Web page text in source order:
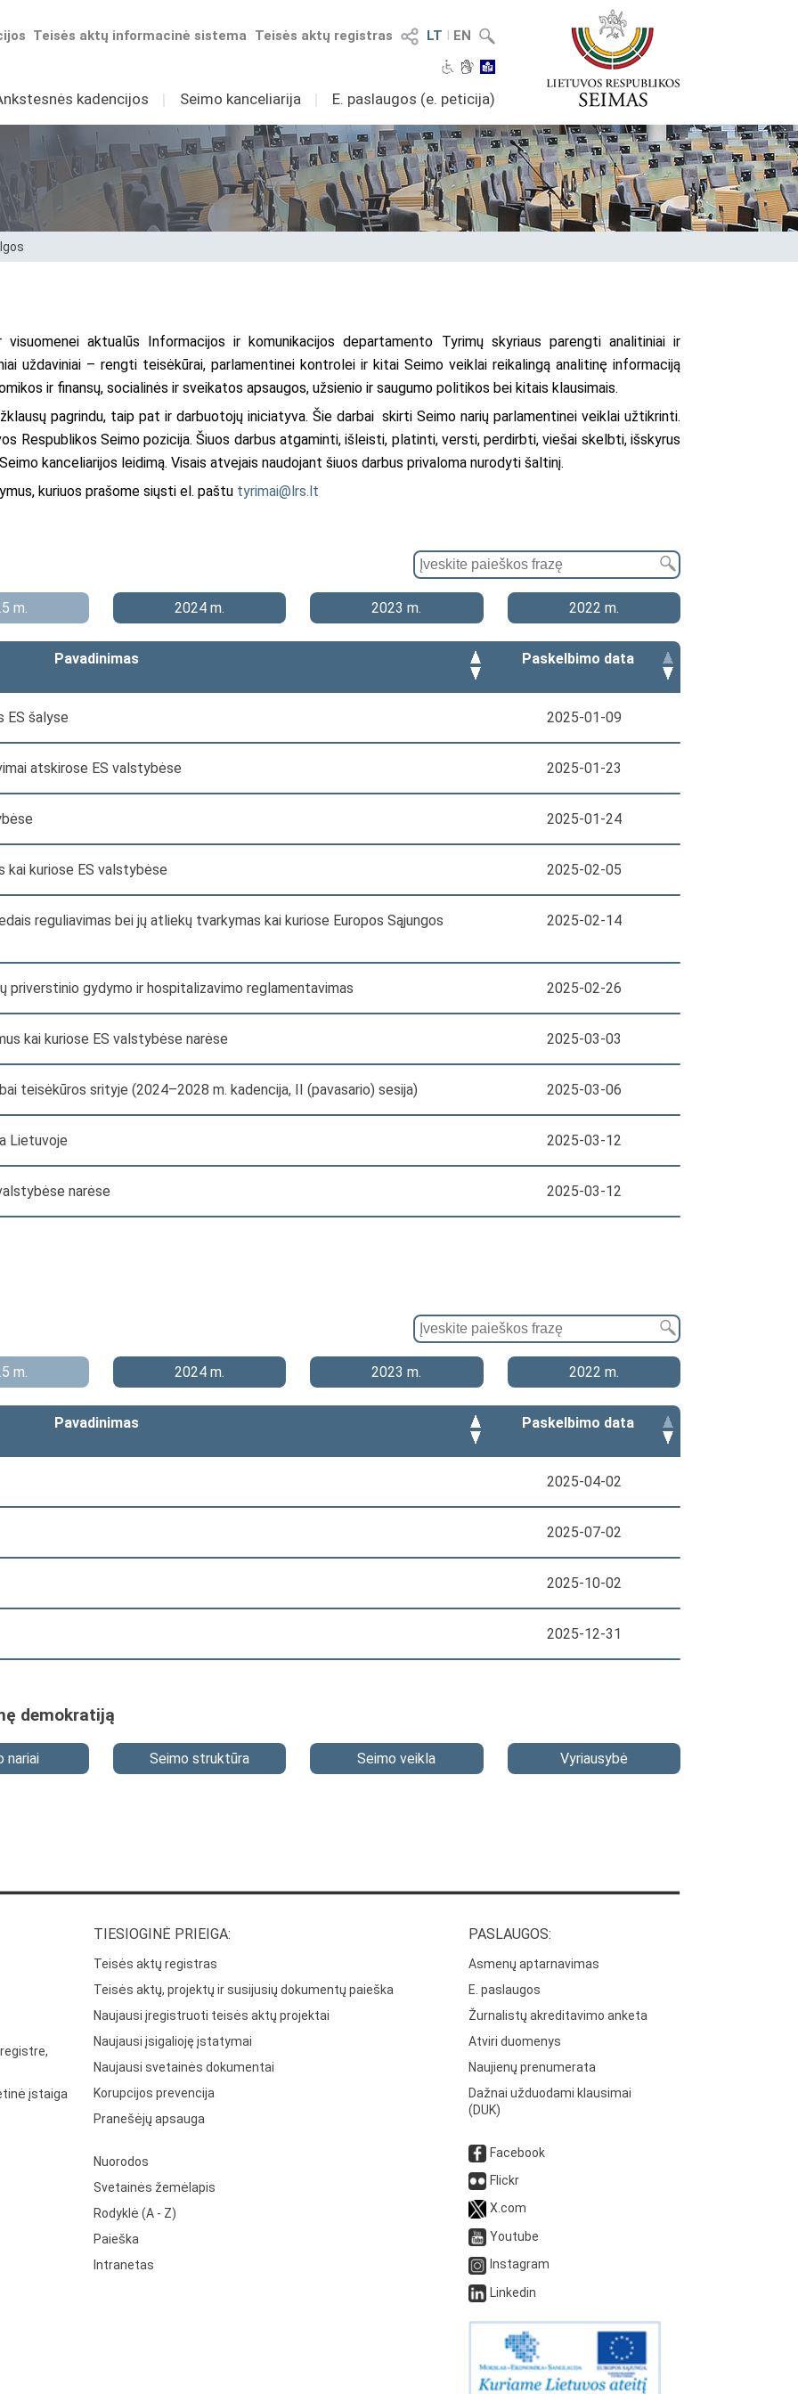
LT I EN
Teisės aktų registras
Teisės aktų informacinė sistema
kadencijos I Seimo kanceliarija I E. paslaugos (e. peticija)
aktualūs Informacijos ir komunikacijos departamento Tyrimų skyriaus parengti analitiniai ir
uždaviniai – rengti teisėkūrai, parlamentinei kontrolei ir kitai Seimo veiklai reikalingą analitinę informaciją
ir finansų, socialinės ir sveikatos apsaugos, užsienio ir saugumo politikos bei kitais klausimais.
pagrindu, taip pat ir darbuotojų iniciatyva. Šie darbai skirti Seimo narių parlamentinei veiklai užtikrinti.
Respublikos Seimo pozicija. Šiuos darbus atgaminti, išleisti, platinti, versti, perdirbti, viešai skelbti, išskyrus
kanceliarijos leidimą. Visais atvejais naudojant šiuos darbus privaloma nurodyti šaltinį.
kuriuos prašome siųsti el. paštu tyrimai@lrs.lt
m. 2024 m. 2023 m. 2022 m.
Pavadinimas Paskelbimo data
ES šalyse 2025-01-09
atskirose ES valstybėse 2025-01-23
2025-01-24
kai kuriose ES valstybėse 2025-02-05
reguliavimas bei jų atliekų tvarkymas kai kuriose Europos Sąjungos
2025-02-14
priverstinio gydymo ir hospitalizavimo reglamentavimas 2025-02-26
kai kuriose ES valstybėse narėse 2025-03-03
teisėkūros srityje (2024–2028 m. kadencija, II (pavasario) sesija) 2025-03-06
Lietuvoje 2025-03-12
narėse 2025-03-12
m. 2024 m. 2023 m. 2022 m.
Pavadinimas Paskelbimo data
2025-04-02
2025-07-02
2025-10-02
2025-12-31
demokratiją
nariai Seimo struktūra Seimo veikla Vyriausybė
įstaiga
TIESIOGINĖ PRIEIGA:
Teisės aktų registras
Teisės aktų, projektų ir susijusių dokumentų paieška
Naujausi įregistruoti teisės aktų projektai
Naujausi įsigalioję įstatymai
Naujausi svetainės dokumentai
Korupcijos prevencija
Pranešėjų apsauga
Nuorodos
Svetainės žemėlapis
Rodyklė (A - Z)
Paieška
Intranetas
PASLAUGOS:
Asmenų aptarnavimas
E. paslaugos
Žurnalistų akreditavimo anketa
Atviri duomenys
Naujienų prenumerata
Dažnai užduodami klausimai
(DUK)
Facebook
Flickr
X.com
Youtube
Instagram
Linkedin